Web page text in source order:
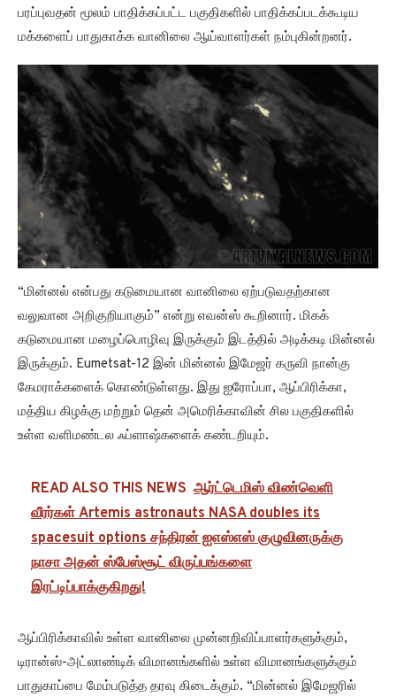
பரப்புவதன் மூலம் பாதிக்கப்பட்ட பகுதிகளில் பாதிக்கப்படக்கூடிய
மக்களைப் பாதுகாக்க வானிலை ஆய்வாளர்கள் நம்புகின்றனர்.
“மின்னல் என்பது கடுமையான வானிலை ஏற்படுவதற்கான
வலுவான அறிகுறியாகும்” என்று எவன்ஸ் கூறினார். மிகக்
கடுமையான மழைப்பொழிவு இருக்கும் இடத்தில் அடிக்கடி மின்னல்
இருக்கும். Eumetsat-12 இன் மின்னல் இமேஜர் கருவி நான்கு
கேமராக்களைக் கொண்டுள்ளது. இது ஐரோப்பா, ஆப்பிரிக்கா,
மத்திய கிழக்கு மற்றும் தென் அமெரிக்காவின் சில பகுதிகளில்
உள்ள வளிமண்டல ஃப்ளாஷ்களைக் கண்டறியும்.
READ ALSO THIS NEWS ஆர்ட்டெமிஸ் விண்வெளி
வீரர்கள் Artemis astronauts NASA doubles its
spacesuit options சந்திரன் ஐஎஸ்எஸ் குழுவினருக்கு
நாசா அதன் ஸ்பேஸ்சூட் விருப்பங்களை
இரட்டிப்பாக்குகிறது!
ஆப்பிரிக்காவில் உள்ள வானிலை முன்னறிவிப்பாளர்களுக்கும்,
டிரான்ஸ்-அட்லாண்டிக் விமானங்களில் உள்ள விமானங்களுக்கும்
பாதுகாப்பை மேம்படுத்த தரவு கிடைக்கும். “மின்னல் இமேஜரில்